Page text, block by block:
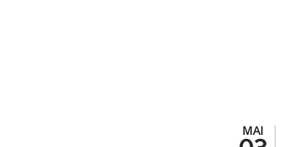
MAI